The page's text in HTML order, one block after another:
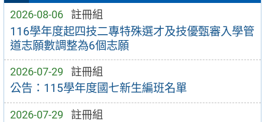
2026-08-06 註冊組
116學年度起四技二專特殊選才及技優甄審入學管
道志願數調整為6個志願
2026-07-29 註冊組
公告：115學年度國七新生編班名單
2026-07-29 註冊組